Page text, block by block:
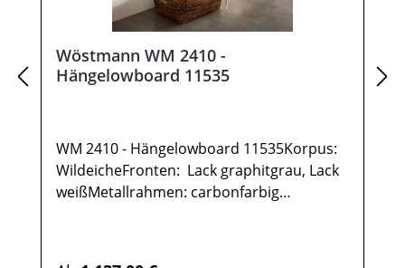
Wöstmann WM 2410 -
Hängelowboard 11535
WM 2410 - Hängelowboard 11535Korpus:
WildeicheFronten: Lack graphitgrau, Lack
weißMetallrahmen: carbonfarbig